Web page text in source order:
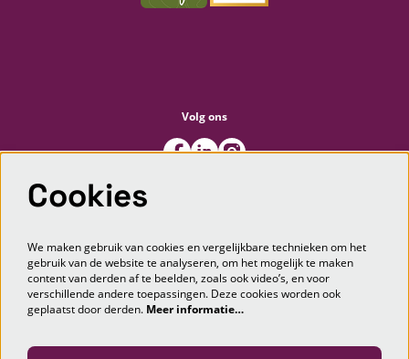
Volg ons
Meld je aan voor de nieuwsbrief
AANMELDEN
Deze site wordt beschermd door reCAPTCHA, dataverwerking gebeurt in overeenstemming met deCloud Data Processing
Cookies
We maken gebruik van cookies en vergelijkbare technieken om het
gebruik van de website te analyseren, om het mogelijk te maken
content van derden af te beelden, zoals ook video’s, en voor
verschillende andere toepassingen. Deze cookies worden ook
geplaatst door derden. Meer informatie…